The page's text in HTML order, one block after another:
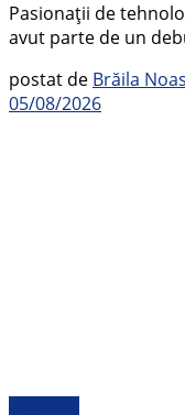
Pasionații de
avut parte de un
postat de Brăila
05/08/2026